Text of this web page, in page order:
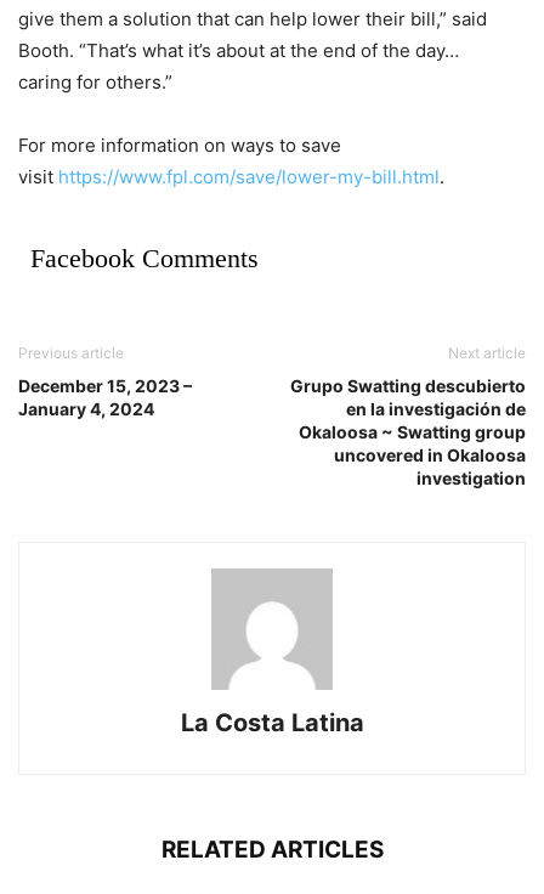
give them a solution that can help lower their bill,” said
Booth. “That’s what it’s about at the end of the day…
caring for others.”
For more information on ways to save
visit https://www.fpl.com/save/lower-my-bill.html.
Facebook Comments
Previous article
December 15, 2023 –
January 4, 2024
Next article
Grupo Swatting descubierto
en la investigación de
Okaloosa ~ Swatting group
uncovered in Okaloosa
investigation
La Costa Latina
RELATED ARTICLES